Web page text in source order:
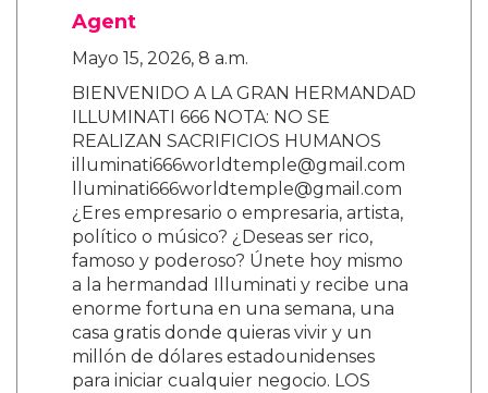
Agent
Mayo 15, 2026, 8 a.m.
BIENVENIDO A LA GRAN HERMANDAD
ILLUMINATI 666 NOTA: NO SE
REALIZAN SACRIFICIOS HUMANOS
illuminati666worldtemple@gmail.com
lluminati666worldtemple@gmail.com
¿Eres empresario o empresaria, artista,
político o músico? ¿Deseas ser rico,
famoso y poderoso? Únete hoy mismo
a la hermandad Illuminati y recibe una
enorme fortuna en una semana, una
casa gratis donde quieras vivir y un
millón de dólares estadounidenses
para iniciar cualquier negocio. LOS